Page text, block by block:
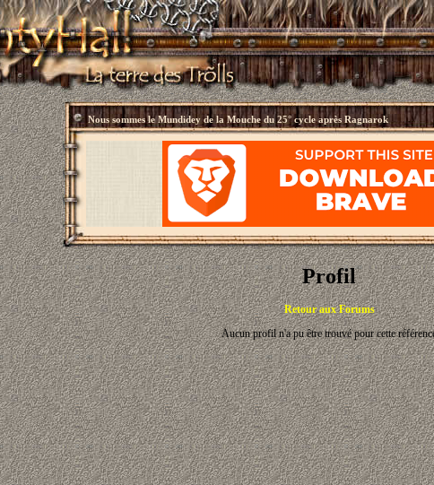
Nous sommes leMundidey de la Mouche du 25° cycle après Ragnarok
Profil
Retour aux Forums
Aucun profil n'a pu être trouvé pour cette